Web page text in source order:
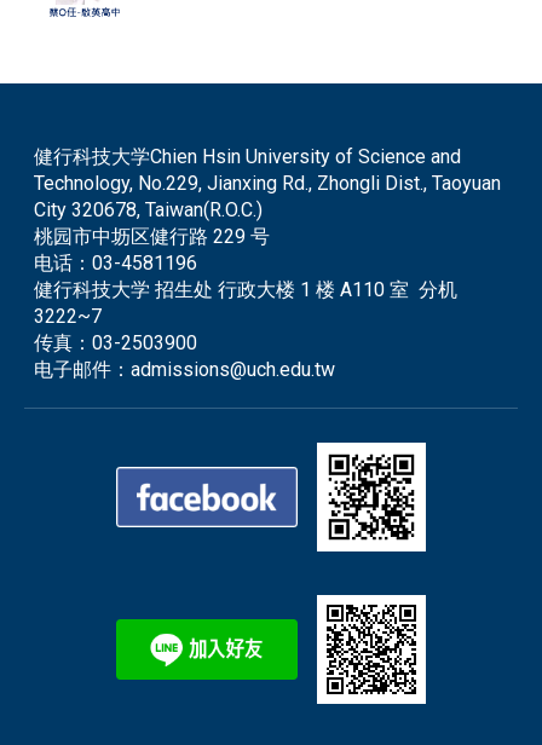
健行科技大学Chien Hsin University of Science and
Technology, No.229, Jianxing Rd., Zhongli Dist., Taoyuan
City 320678, Taiwan(R.O.C.)
桃园市中坜区健行路 229 号
电话：03-4581196
健行科技大学 招生处 行政大楼 1 楼 A110 室 分机
3222~7
传真：03-2503900
电子邮件：admissions@uch.edu.tw